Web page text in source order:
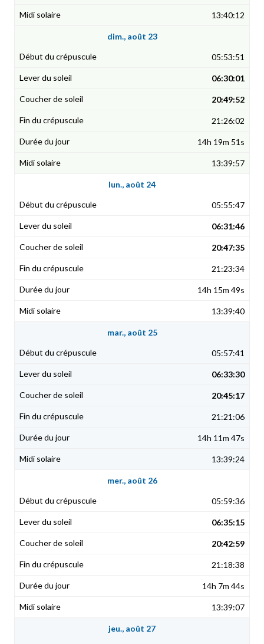
13:40:12
dim., août 23
05:53:51
06:30:01
20:49:52
21:26:02
14h 19m 51s
13:39:57
lun., août 24
05:55:47
06:31:46
20:47:35
21:23:34
14h 15m 49s
13:39:40
mar., août 25
05:57:41
06:33:30
20:45:17
21:21:06
14h 11m 47s
13:39:24
mer., août 26
05:59:36
06:35:15
20:42:59
21:18:38
14h 7m 44s
13:39:07
jeu., août 27